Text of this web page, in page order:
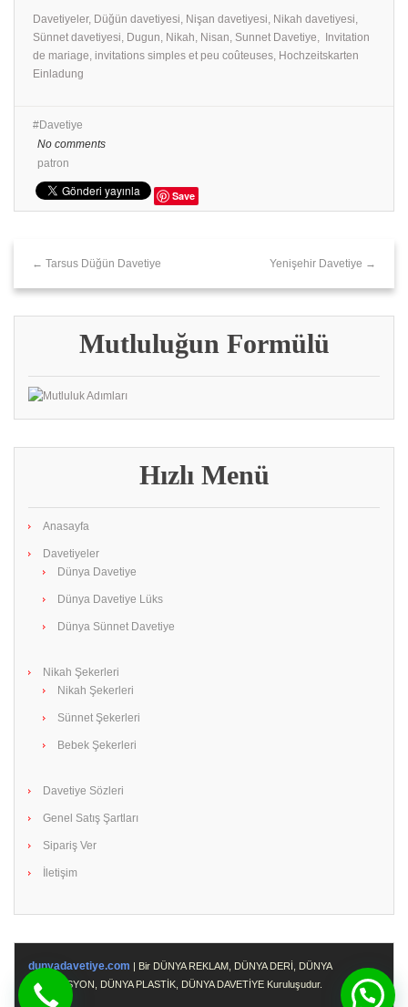
Davetiyeler, Düğün davetiyesi, Nişan davetiyesi, Nikah davetiyesi,
Sünnet davetiyesi, Dugun, Nikah, Nisan, Sunnet Davetiye, Invitation
de mariage, invitations simples et peu coûteuses, Hochzeitskarten
Einladung
Davetiye
No comments
patron
Save
← Tarsus‎ Düğün Davetiye Yenişehir Davetiye →
Mutluluğun Formülü
Hızlı Menü
Anasayfa
Davetiyeler
Dünya Davetiye
Dünya Davetiye Lüks
Dünya Sünnet Davetiye
Nikah Şekerleri
Nikah Şekerleri
Sünnet Şekerleri
Bebek Şekerleri
Davetiye Sözleri
Genel Satış Şartları
Sipariş Ver
İletişim
dunyadavetiye.com | Bir DÜNYA REKLAM, DÜNYA DERİ, DÜNYA
PROMOSYON, DÜNYA PLASTİK, DÜNYA DAVETİYE Kuruluşudur.